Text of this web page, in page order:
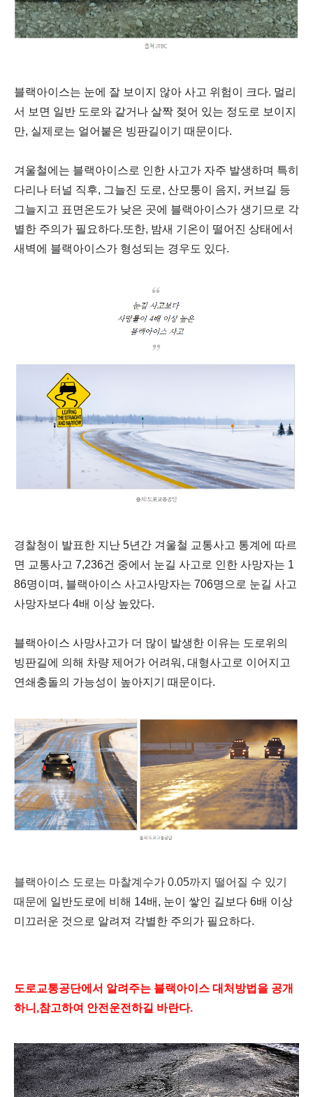
블랙아이스는 눈에 잘 보이지 않아 사고 위험이 크다. 멀리
서 보면 일반 도로와 같거나 살짝 젖어 있는 정도로 보이지
만, 실제로는 얼어붙은 빙판길이기 때문이다.
겨울철에는 블랙아이스로 인한 사고가 자주 발생하며 특히
다리나 터널 직후, 그늘진 도로, 산모퉁이 음지, 커브길 등
그늘지고 표면온도가 낮은 곳에 블랙아이스가 생기므로 각
별한 주의가 필요하다.또한, 밤새 기온이 떨어진 상태에서
새벽에 블랙아이스가 형성되는 경우도 있다.
경찰청이 발표한 지난 5년간 겨울철 교통사고 통계에 따르
면 교통사고 7,236건 중에서 눈길 사고로 인한 사망자는 1
86명이며, 블랙아이스 사고사망자는 706명으로 눈길 사고
사망자보다 4배 이상 높았다.
블랙아이스 사망사고가 더 많이 발생한 이유는 도로위의
빙판길에 의해 차량 제어가 어려워, 대형사고로 이어지고
연쇄충돌의 가능성이 높아지기 때문이다.
블랙아이스 도로는 마찰계수가 0.05까지 떨어질 수 있기
때문에 일반도로에 비해 14배, 눈이 쌓인 길보다 6배 이상
미끄러운 것으로 알려져 각별한 주의가 필요하다.
도로교통공단에서 알려주는 블랙아이스 대처방법을 공개
하니,참고하여 안전운전하길 바란다.